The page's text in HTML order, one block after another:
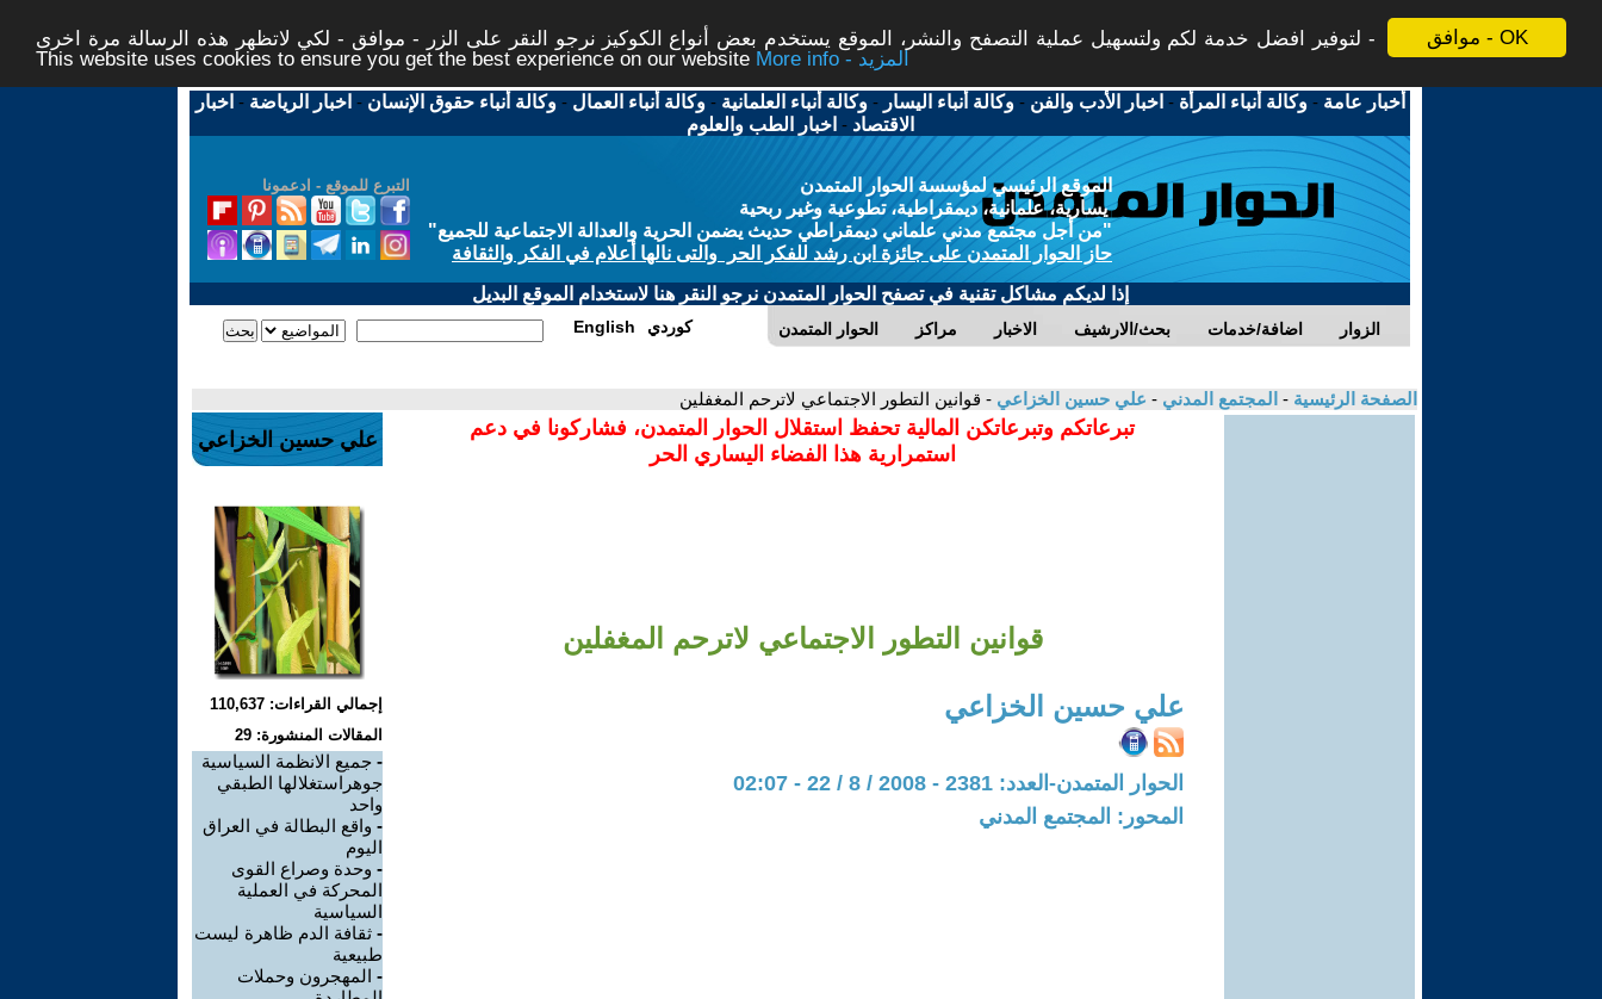
موافق - OK
لتوفير افضل خدمة لكم ولتسهيل عملية التصفح والنشر، الموقع يستخدم بعض أنواع الكوكيز نرجو النقر على الزر - موافق - لكي لاتظهر هذه الرسالة مرة اخرى -
This website uses cookies to ensure you get the best experience on our website
More info - المزيد
أخبار عامة -وكالة أنباء المرأة - اخبار الأدب والفن -وكالة أنباء اليسار -وكالة أنباء العلمانية -وكالة أنباء العمال -وكالة أنباء حقوق الإنسان - اخبار الرياضة - اخبار
الاقتصاد - اخبار الطب والعلوم
التبرع للموقع - ادعمونا
الموقع الرئيسي لمؤسسة الحوار المتمدن
يسارية، علمانية، ديمقراطية، تطوعية وغير ربحية
"من أجل مجتمع مدني علماني ديمقراطي حديث يضمن الحرية والعدالة الاجتماعية للجميع"
حاز الحوار المتمدن على جائزة ابن رشد للفكر الحر والتى نالها أعلام في الفكر والثقافة
إذا لديكم مشاكل تقنية في تصفح الحوار المتمدن نرجو النقر هنا لاستخدام الموقع البديل
الحوار المتمدن مراكز الاخبار بحث/الارشيف اضافة/خدمات الزوار English كوردي
الصفحة الرئيسية - المجتمع المدني - علي حسين الخزاعي - قوانين التطور الاجتماعي لاترحم المغفلين
تبرعاتكم وتبرعاتكن المالية تحفظ استقلال الحوار المتمدن، فشاركونا في دعم
استمرارية هذا الفضاء اليساري الحر
قوانين التطور الاجتماعي لاترحم المغفلين
علي حسين الخزاعي
الحوار المتمدن-العدد: 2381 - 2008 / 8 / 22 - 02:07
المحور: المجتمع المدني
علي حسين الخزاعي
إجمالي القراءات: 110,637
المقالات المنشورة: 29
- جميع الانظمة السياسية
جوهراستغلالها الطبقي
واحد
- واقع البطالة في العراق
اليوم
- وحدة وصراع القوى
المحركة في العملية
السياسية
- ثقافة الدم ظاهرة ليست
طبيعية
- المهجرون وحملات